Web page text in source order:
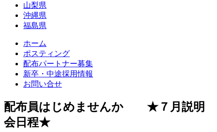
山梨県
沖縄県
福島県
ホーム
ポスティング
配布パートナー募集
新卒・中途採用情報
お問い合せ
配布員はじめませんか ★７月説明
会日程★